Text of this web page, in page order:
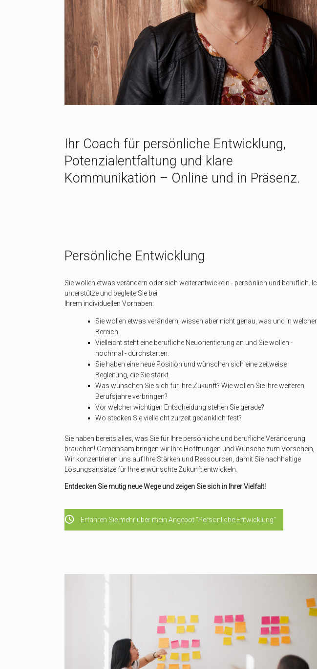
Ihr Coach für persönliche Entwicklung,
Potenzialentfaltung und klare
Kommunikation – Online und in Präsenz.
Persönliche Entwicklung
Sie wollen etwas verändern oder sich weiterentwickeln - persönlich und beruflich.
unterstütze und begleite Sie bei
Ihrem individuellen Vorhaben:
Sie wollen etwas verändern, wissen aber nicht genau, was und in
Bereich.
Vielleicht steht eine berufliche Neuorientierung an und Sie wollen -
nochmal - durchstarten.
Sie haben eine neue Position und wünschen sich eine zeitweise
Begleitung, die Sie stärkt.
Was wünschen Sie sich für Ihre Zukunft? Wie wollen Sie Ihre weiteren
Berufsjahre verbringen?
Vor welcher wichtigen Entscheidung stehen Sie gerade?
Wo stecken Sie vielleicht zurzeit gedanklich fest?
Sie haben bereits alles, was Sie für Ihre persönliche und berufliche Veränderung
brauchen! Gemeinsam bringen wir Ihre Hoffnungen und Wünsche zum Vorschein,
Wir konzentrieren uns auf Ihre Stärken und Ressourcen, damit Sie nachhaltige
Lösungsansätze für Ihre erwünschte Zukunft entwickeln.
Entdecken Sie mutig neue Wege und zeigen Sie sich in Ihrer Vielfalt!
Erfahren Sie mehr über mein Angebot "Persönliche Entwicklung"